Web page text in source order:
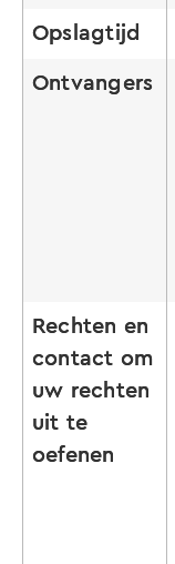
Opslagtijd
Ontvangers
Rechten en
contact om
uw rechten
uit te
oefenen